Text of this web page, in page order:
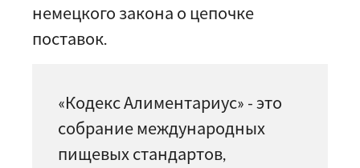
немецкого закона о цепочке
поставок.
«Кодекс Алиментариус» - это
собрание международных
пищевых стандартов,